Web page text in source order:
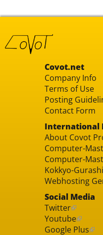
Covot.net
Company Info
Terms of Use
Posting
Contact Form
International
About Covot
Computer-
Computer-
Kokkyo-
Webhosting
Social Media
Twitter
Youtube
Google Plus